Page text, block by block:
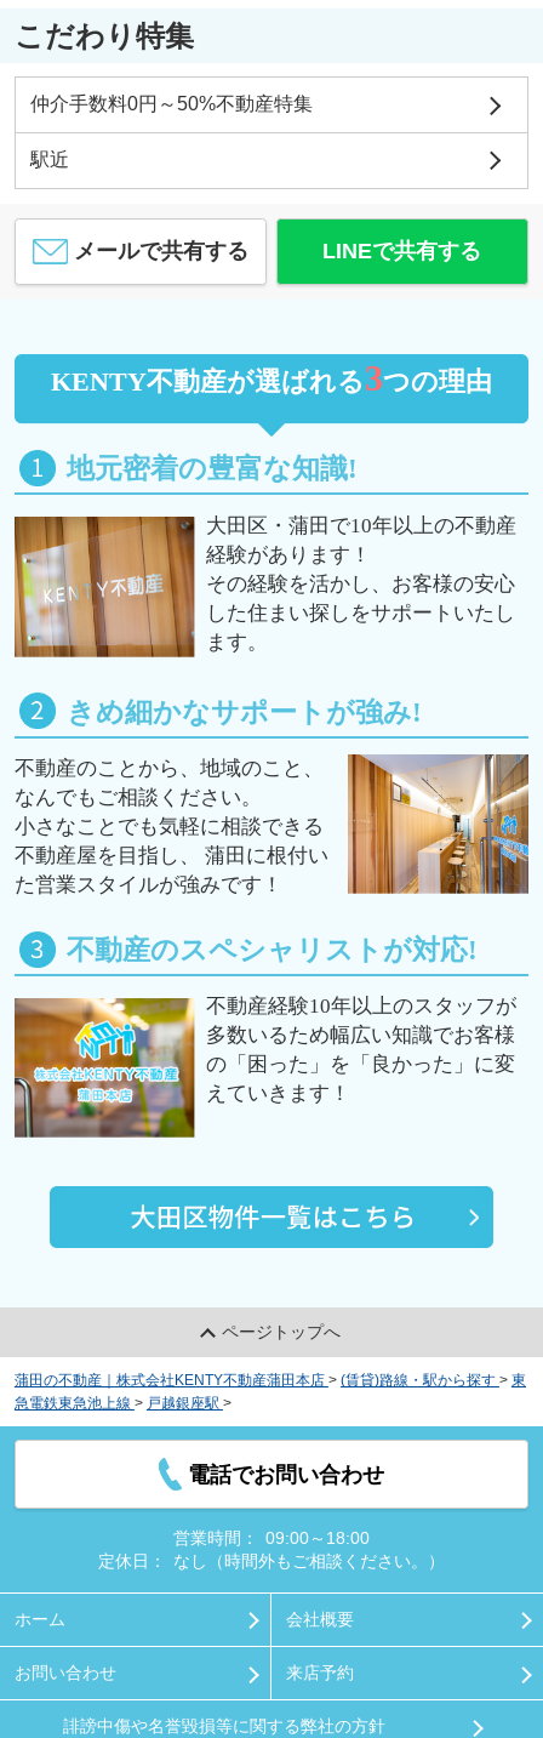
こだわり特集
仲介手数料0円～50%不動産特集
駅近
メールで共有する LINEで共有する
KENTY不動産が選ばれる3つの理由
地元密着の豊富な知識!
大田区・蒲田で10年以上の不動産
経験があります！
その経験を活かし、お客様の安心
した住まい探しをサポートいたし
ます。
きめ細かなサポートが強み!
不動産のことから、地域のこと、
なんでもご相談ください。
小さなことでも気軽に相談できる
不動産屋を目指し、 蒲田に根付い
た営業スタイルが強みです！
不動産のスペシャリストが対応!
不動産経験10年以上のスタッフが
多数いるため幅広い知識でお客様
の「困った」を「良かった」に変
えていきます！
ページトップへ
蒲田の不動産｜株式会社KENTY不動産蒲田本店 > (賃貸)路線・駅から探す > 東
急電鉄東急池上線 > 戸越銀座駅 >
電話でお問い合わせ
営業時間：
09:00～18:00
定休日：
なし（時間外もご相談ください。）
ホーム 会社概要
お問い合わせ 来店予約
誹謗中傷や名誉毀損等に関する弊社の方針